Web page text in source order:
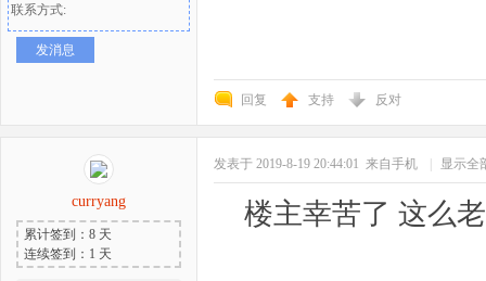
联系方式:
发消息
回复 支持 反对
curryang
累计签到：8 天
连续签到：1 天
发表于 2019-8-19 20:44:01 来自手机 显示全
楼主幸苦了 这么